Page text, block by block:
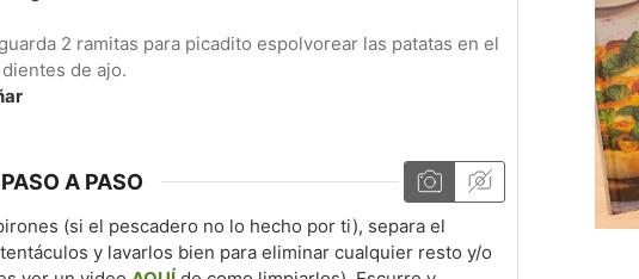
2 ramitas para picadito espolvorear las patatas en el
de ajo.
A PASO
(si el pescadero no lo hecho por ti), separa el
y lavarlos bien para eliminar cualquier resto y/o